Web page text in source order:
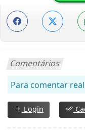
Comentários
Para comentar
Login